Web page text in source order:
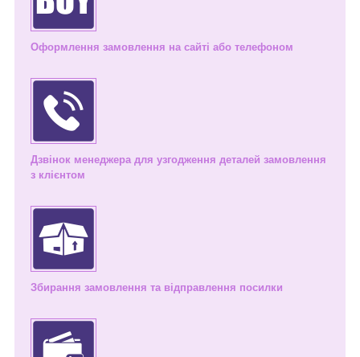
Оформлення замовлення на сайті або телефоном
Дзвінок менеджера для узгодження деталей замовлення
з клієнтом
Збирання замовлення та відправлення посилки